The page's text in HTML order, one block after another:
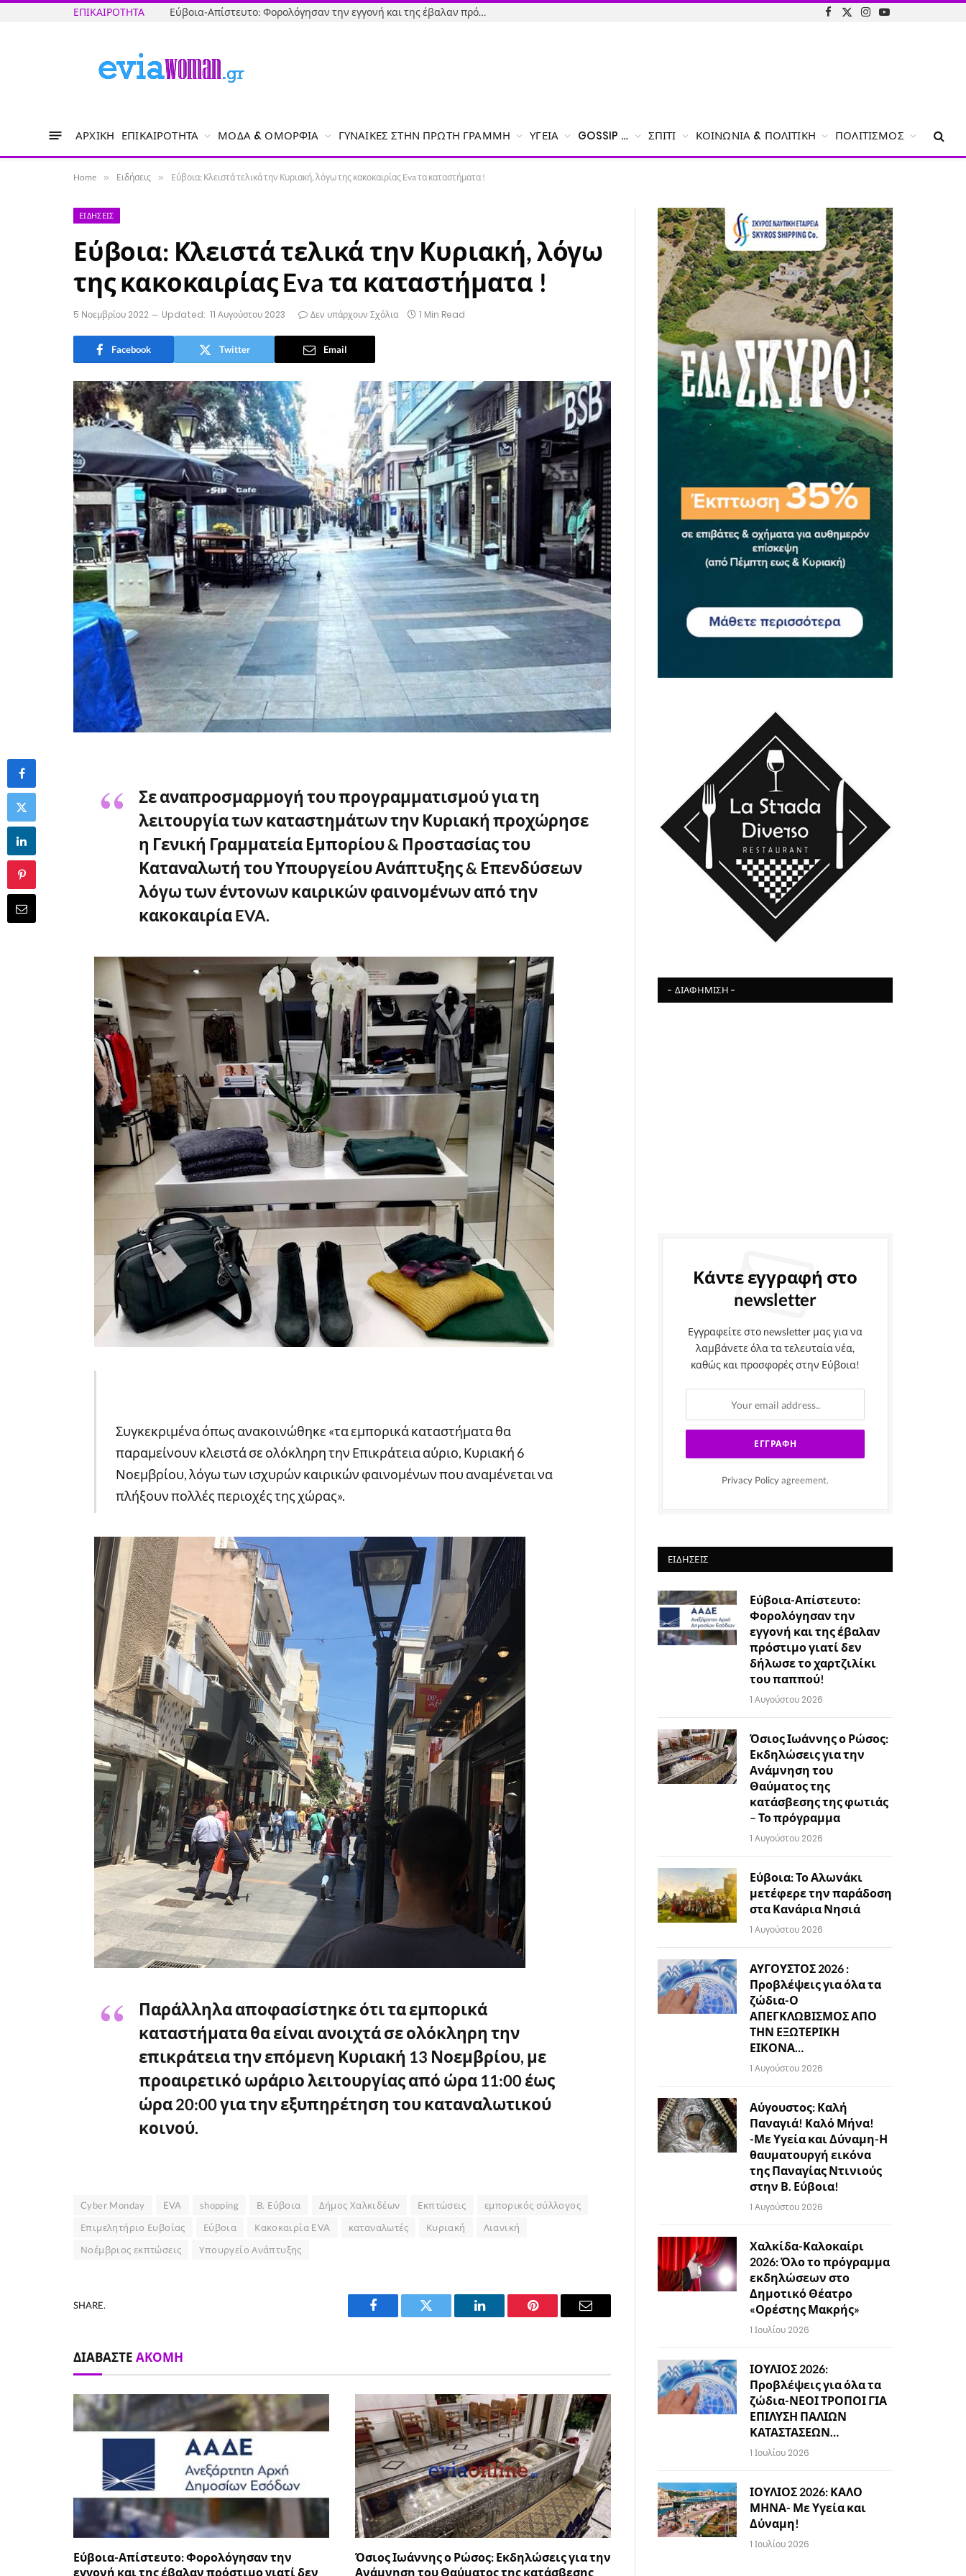
ΕΠΙΚΑΙΡΌΤΗΤΑ Εύβοια-Απίστευτο: Φορολόγησαν την εγγονή και της έβαλαν πρόστιμο γιατί δεν δήλωσε το χαρτζιλίκι του παππού!
Facebook
X
Instagram
YouTube
ΑΡΧΙΚΉ ΕΠΙΚΑΙΡΌΤΗΤΑ ΜΌΔΑ & ΟΜΟΡΦΙΆ ΓΥΝΑΊΚΕΣ ΣΤΗΝ ΠΡΏΤΗ ΓΡΑΜΜΉ ΥΓΕΊΑ GOSSIP … ΣΠΊΤΙ ΚΟΙΝΩΝΊΑ & ΠΟΛΙΤΙΚΉ ΠΟΛΙΤΙΣΜΌΣ
Home » Ειδήσεις » Εύβοια: Κλειστά τελικά την Κυριακή, λόγω της κακοκαιρίας Eva τα καταστήματα !
ΕΙΔΉΣΕΙΣ
Εύβοια: Κλειστά τελικά την Κυριακή, λόγω
της κακοκαιρίας Eva τα καταστήματα !
5 Νοεμβρίου 2022 Updated: 11 Αυγούστου 2023 Δεν υπάρχουν Σχόλια 1 Min Read
Facebook Twitter Email
Σε αναπροσμαρμογή του προγραμματισμού για τη
λειτουργία των καταστημάτων την Κυριακή προχώρησε
η Γενική Γραμματεία Εμπορίου & Προστασίας του
Καταναλωτή του Υπουργείου Ανάπτυξης & Επενδύσεων
λόγω των έντονων καιρικών φαινομένων από την
κακοκαιρία EVA.
Συγκεκριμένα όπως ανακοινώθηκε «τα εμπορικά καταστήματα θα
παραμείνουν κλειστά σε ολόκληρη την Επικράτεια αύριο, Κυριακή 6
Νοεμβρίου, λόγω των ισχυρών καιρικών φαινομένων που αναμένεται να
πλήξουν πολλές περιοχές της χώρας».
Παράλληλα αποφασίστηκε ότι τα εμπορικά
καταστήματα θα είναι ανοιχτά σε ολόκληρη την
επικράτεια την επόμενη Κυριακή 13 Νοεμβρίου, με
προαιρετικό ωράριο λειτουργίας από ώρα 11:00 έως
ώρα 20:00 για την εξυπηρέτηση του καταναλωτικού
κοινού.
Cyber Monday EVA shopping Β. Εύβοια Δήμος Χαλκιδέων Εκπτώσεις
εμπορικός σύλλογος
Επιμελητήριο Ευβοίας
Εύβοια Κακοκαιρία EVA καταναλωτές Κυριακή
Λιανική
Νοέμβριος εκπτώσεις
Υπουργείο Ανάπτυξης
SHARE.
Facebook Twitter LinkedIn Pinterest Email
ΔΙΑΒΆΣΤΕ ΑΚΌΜΗ
Εύβοια-Απίστευτο: Φορολόγησαν την
εγγονή και της έβαλαν πρόστιμο γιατί δεν
Όσιος Ιωάννης ο Ρώσος: Εκδηλώσεις για την
Ανάμνηση του Θαύματος της κατάσβεσης
- ΔΙΑΦΉΜΙΣΗ -
Κάντε εγγραφή στο
newsletter
Εγγραφείτε στο newsletter μας για να
λαμβάνετε όλα τα τελευταία νέα,
καθώς και προσφορές στην Εύβοια!
Privacy Policy agreement.
ΕΙΔΉΣΕΙΣ
Εύβοια-Απίστευτο:
Φορολόγησαν την
εγγονή και της έβαλαν
πρόστιμο γιατί δεν
δήλωσε το χαρτζιλίκι
του παππού!
1 Αυγούστου 2026
Όσιος Ιωάννης ο Ρώσος:
Εκδηλώσεις για την
Ανάμνηση του
Θαύματος της
κατάσβεσης της φωτιάς
– Το πρόγραμμα
1 Αυγούστου 2026
Εύβοια: Το Αλωνάκι
μετέφερε την παράδοση
στα Κανάρια Νησιά
1 Αυγούστου 2026
ΑΥΓΟΥΣΤΟΣ 2026 :
Προβλέψεις για όλα τα
ζώδια-Ο
ΑΠΕΓΚΛΩΒΙΣΜΟΣ ΑΠΟ
ΤΗΝ ΕΞΩΤΕΡΙΚΗ
ΕΙΚΟΝΑ…
1 Αυγούστου 2026
Αύγουστος: Καλή
Παναγιά! Καλό Μήνα!
-Με Υγεία και Δύναμη-Η
θαυματουργή εικόνα
της Παναγίας Ντινιούς
στην Β. Εύβοια!
1 Αυγούστου 2026
Χαλκίδα-Καλοκαίρι
2026: Όλο το πρόγραμμα
εκδηλώσεων στο
Δημοτικό Θέατρο
«Ορέστης Μακρής»
1 Ιουλίου 2026
ΙΟΥΛΙΟΣ 2026:
Προβλέψεις για όλα τα
ζώδια-ΝΕΟΙ ΤΡΟΠΟΙ ΓΙΑ
ΕΠΙΛΥΣΗ ΠΑΛΙΩΝ
ΚΑΤΑΣΤΑΣΕΩΝ…
1 Ιουλίου 2026
ΙΟΥΛΙΟΣ 2026: ΚΑΛΟ
ΜΗΝΑ- Με Υγεία και
Δύναμη!
1 Ιουλίου 2026